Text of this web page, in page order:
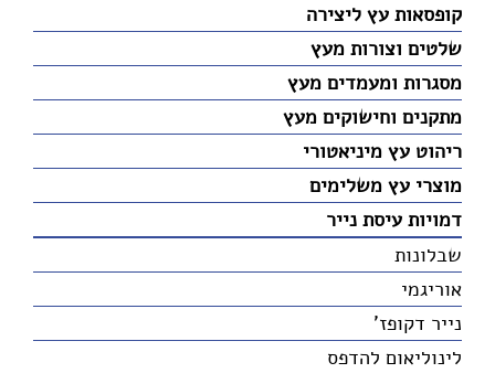
קופסאות עץ ליצירה
שלטים וצורות מעץ
מסגרות ומעמדים מעץ
מתקנים וחישוקים מעץ
ריהוט עץ מיניאטורי
מוצרי עץ משלימים
דמויות עיסת נייר
שבלונות
אוריגמי
נייר דקופז'
לינוליאום להדפס